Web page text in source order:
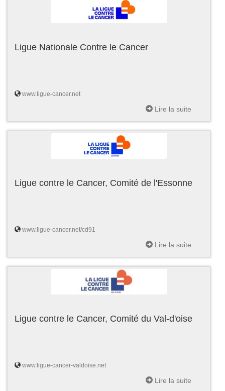
Ligue Nationale Contre le Cancer
www.ligue-cancer.net
Lire la suite
Ligue contre le Cancer, Comité de l'Essonne
www.ligue-cancer.net/cd91
Lire la suite
Ligue contre le Cancer, Comité du Val-d'oise
www.ligue-cancer-valdoise.net
Lire la suite